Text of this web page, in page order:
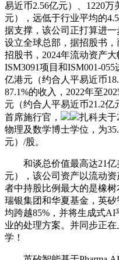
易近币2.56亿元）、1220
元），远低于行业平均的
据支撑，该公司正打算进
设立全球总部，据招股书
招股书，2024年流动资产
ISM3091项目和ISM001-
亿港元（约合人平易近币
87.1%的收入，2022年至
元（约合人平易近币21.2亿
首席施行官，
扎科夫于
物理及数学博士学位，为
元）/股。
和谈总价值最高达21亿
元），该公司资产以流动
者中持股比例最大的是橡树
瑞银集团和华夏基金，英
均跨越85%，并将生成式AI
业的处理方案。并同步正
学！